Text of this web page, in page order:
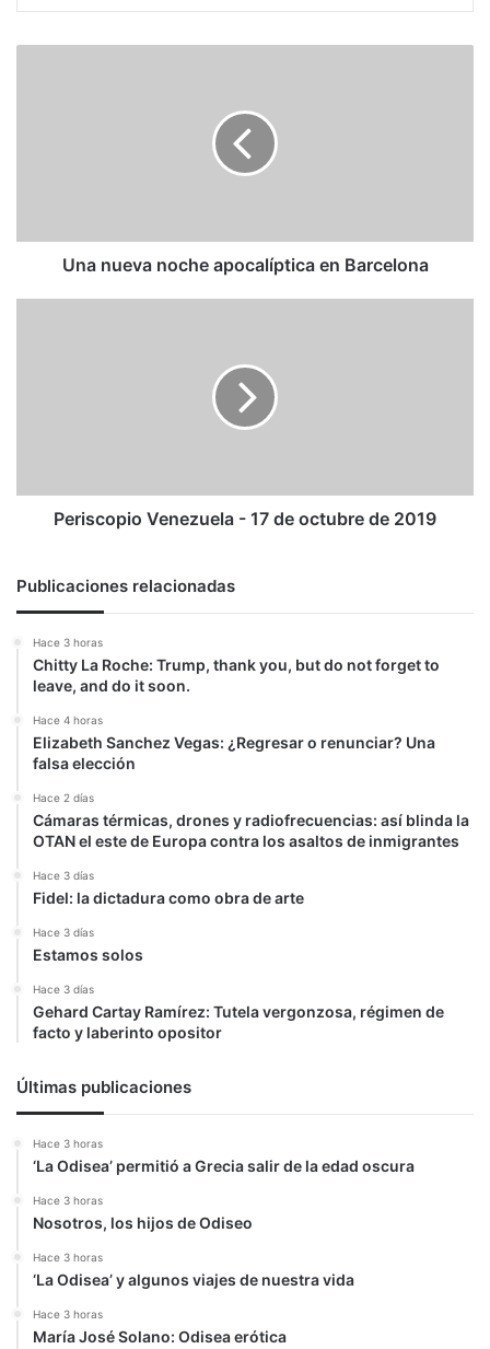
Una nueva noche apocalíptica en Barcelona
Periscopio Venezuela - 17 de octubre de 2019
Publicaciones relacionadas
Hace 3 horas
Chitty La Roche: Trump, thank you, but do not forget to
leave, and do it soon.
Hace 4 horas
Elizabeth Sanchez Vegas: ¿Regresar o renunciar? Una
falsa elección
Hace 2 días
Cámaras térmicas, drones y radiofrecuencias: así blinda la
OTAN el este de Europa contra los asaltos de inmigrantes
Hace 3 días
Fidel: la dictadura como obra de arte
Hace 3 días
Estamos solos
Hace 3 días
Gehard Cartay Ramírez: Tutela vergonzosa, régimen de
facto y laberinto opositor
Últimas publicaciones
Hace 3 horas
‘La Odisea’ permitió a Grecia salir de la edad oscura
Hace 3 horas
Nosotros, los hijos de Odiseo
Hace 3 horas
‘La Odisea’ y algunos viajes de nuestra vida
Hace 3 horas
María José Solano: Odisea erótica